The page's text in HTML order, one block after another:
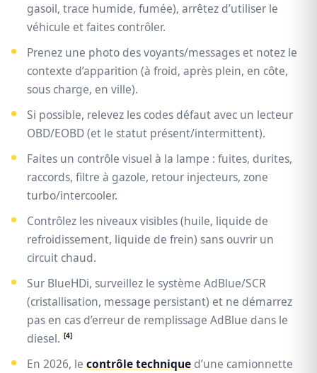
gasoil, trace humide, fumée), arrêtez d’utiliser le
véhicule et faites contrôler.
Prenez une photo des voyants/messages et notez le
contexte d’apparition (à froid, après plein, en côte,
sous charge, en ville).
Si possible, relevez les codes défaut avec un lecteur
OBD/EOBD (et le statut présent/intermittent).
Faites un contrôle visuel à la lampe : fuites, durites,
raccords, filtre à gazole, retour injecteurs, zone
turbo/intercooler.
Contrôlez les niveaux visibles (huile, liquide de
refroidissement, liquide de frein) sans ouvrir un
circuit chaud.
Sur BlueHDi, surveillez le système AdBlue/SCR
(cristallisation, message persistant) et ne démarrez
pas en cas d’erreur de remplissage AdBlue dans le
diesel. [4]
En 2026, le contrôle technique d’une camionnette